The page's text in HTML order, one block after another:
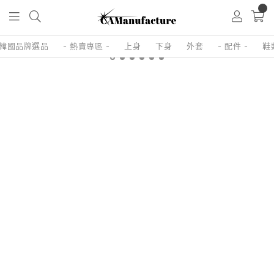
國品牌選品 - 熱賣專區 - 上身 下身 外套 - 配件 - 鞋